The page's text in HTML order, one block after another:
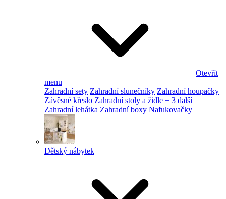
Otevřít
menu
Zahradní sety Zahradní slunečníky Zahradní houpačky
Závěsné křeslo Zahradní stoly a židle + 3 další
Zahradní lehátka Zahradní boxy Nafukovačky
Dětský nábytek